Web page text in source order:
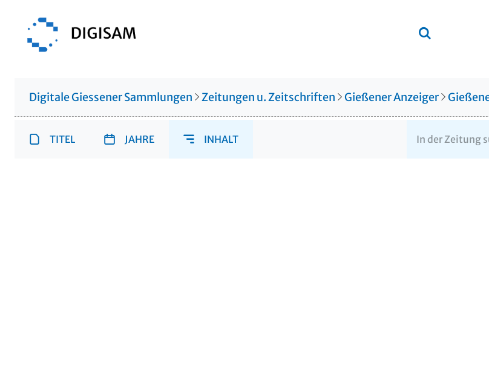
Digitale Giessener Sammlungen Zeitungen u. Zeitschriften Gießener Anzeiger
TITEL JAHRE INHALT